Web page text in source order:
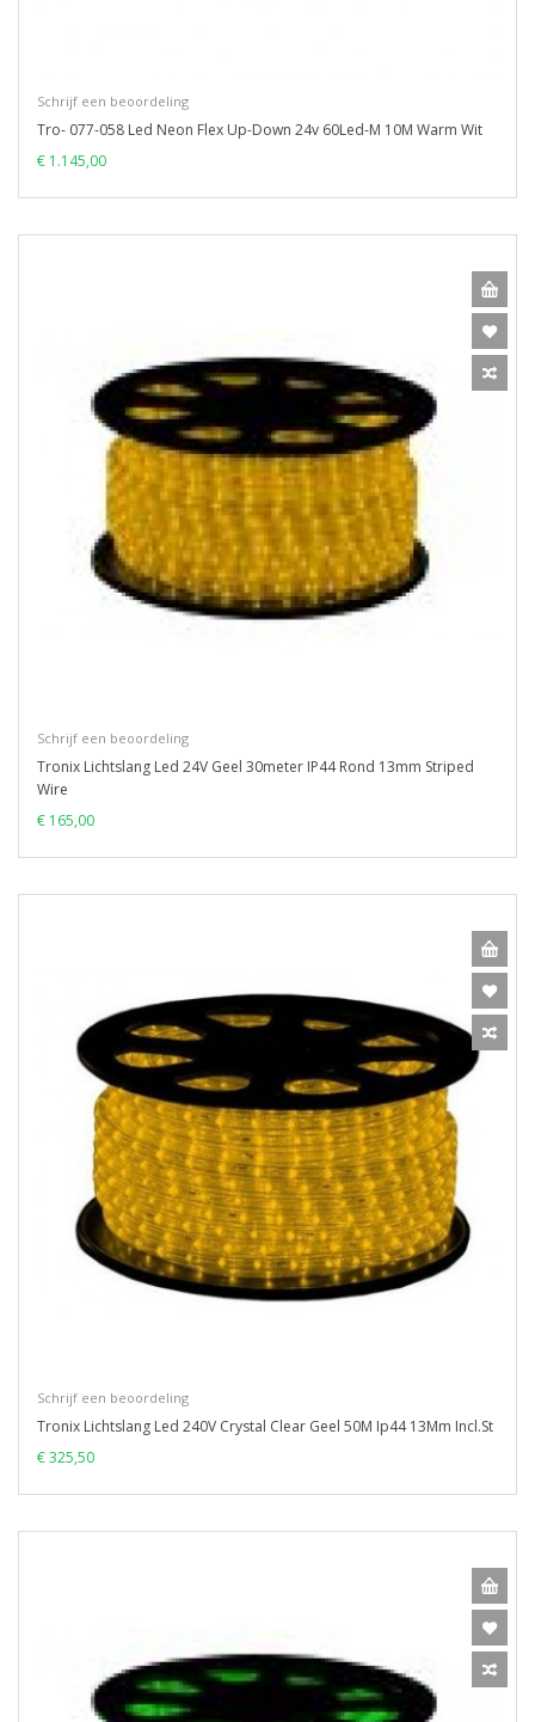
Schrijf een beoordeling
Tro- 077-058 Led Neon Flex Up-Down 24v 60Led-M 10M Warm Wit
€ 1.145,00
Schrijf een beoordeling
Tronix Lichtslang Led 24V Geel 30meter IP44 Rond 13mm Striped
Wire
€ 165,00
Schrijf een beoordeling
Tronix Lichtslang Led 240V Crystal Clear Geel 50M Ip44 13Mm Incl.St
€ 325,50